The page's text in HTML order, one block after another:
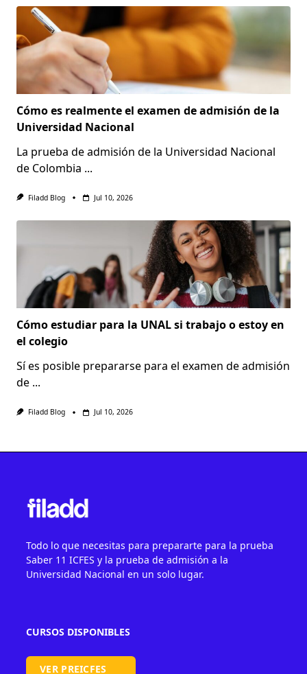
Cómo es realmente el examen de admisión de la
Universidad Nacional
La prueba de admisión de la Universidad Nacional
de Colombia ...
Filadd Blog Jul 10, 2026
Cómo estudiar para la UNAL si trabajo o estoy en
el colegio
Sí es posible prepararse para el examen de admisión
de ...
Filadd Blog Jul 10, 2026
Todo lo que necesitas para prepararte para la prueba
Saber 11 ICFES y la prueba de admisión a la
Universidad Nacional en un solo lugar.
CURSOS DISPONIBLES
VER PREICFES